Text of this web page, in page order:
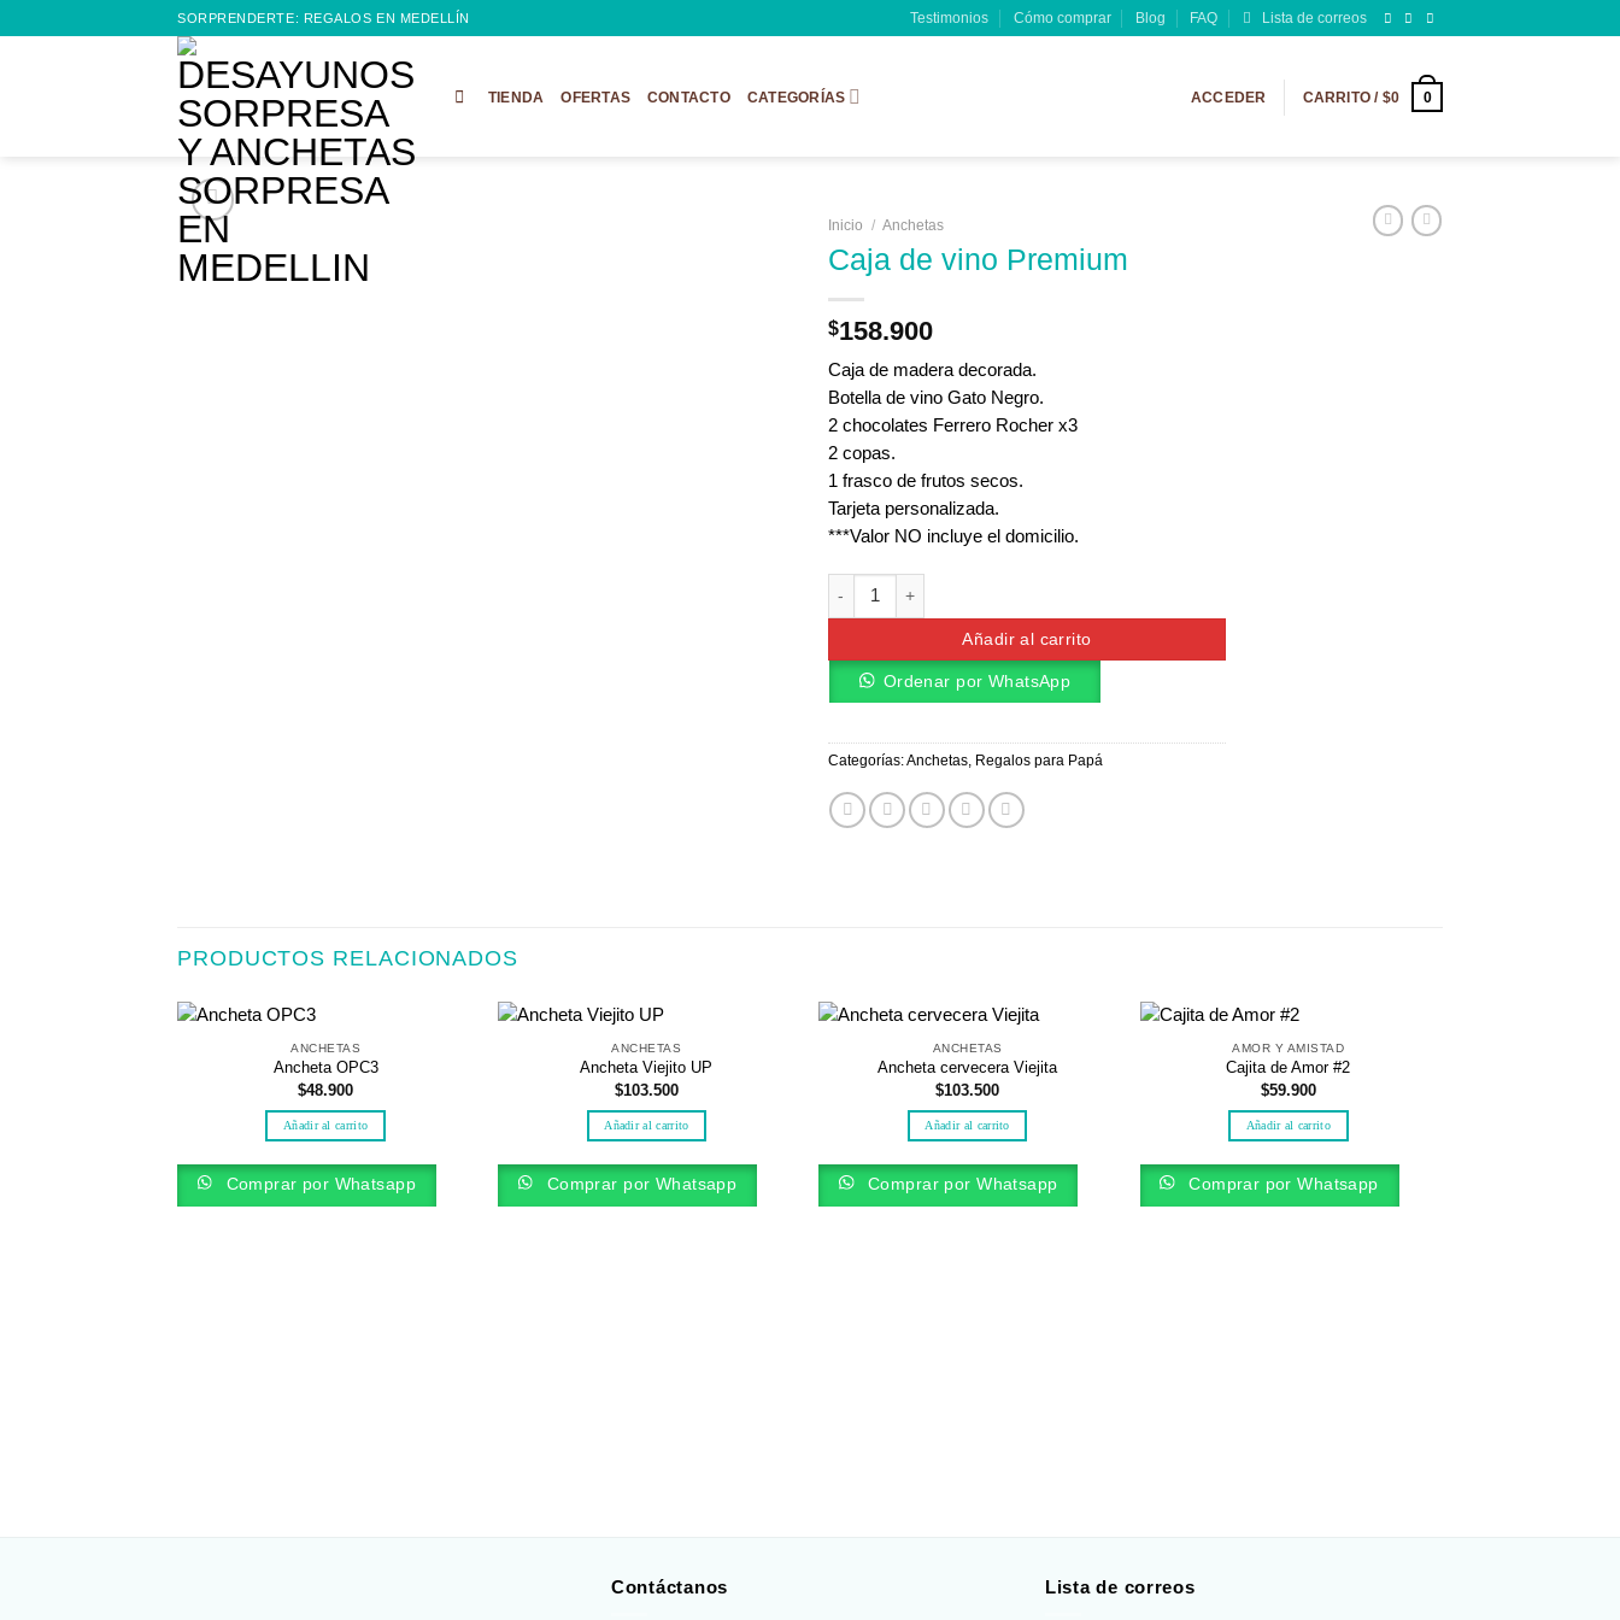
al
SORPRENDERTE: REGALOS EN MEDELLÍN Testimonios Cómo comprar Blog FAQ Lista de correos
TIENDA OFERTAS CONTACTO CATEGORÍAS ACCEDER CARRITO / $0 0
Inicio / Anchetas
Caja de vino Premium
$158.900
Caja de madera decorada.
Botella de vino Gato Negro.
2 chocolates Ferrero Rocher x3
2 copas.
1 frasco de frutos secos.
Tarjeta personalizada.
***Valor NO incluye el domicilio.
Caja de vino Premium cantidad
Añadir al carrito
Ordenar por WhatsApp
Categorías:Anchetas Regalos para Papá
PRODUCTOS RELACIONADOS
ANCHETAS
Ancheta OPC3
$48.900
Añadir al carrito
Comprar por Whatsapp
ANCHETAS
Ancheta Viejito UP
$103.500
Añadir al carrito
Comprar por Whatsapp
ANCHETAS
Ancheta cervecera Viejita
$103.500
Añadir al carrito
Comprar por Whatsapp
AMOR Y AMISTAD
Cajita de Amor #2
$59.900
Añadir al carrito
Comprar por Whatsapp
Contáctanos Lista de correos